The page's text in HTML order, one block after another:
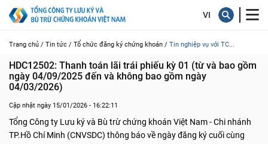
Trang chủ / Tin tức / Tổ chức đăng ký chứng khoán / Tin nghiệp vụ với TC...
HDC12502: Thanh toán lãi trái phiếu kỳ 01 (từ và bao gồm
ngày 04/09/2025 đến và không bao gồm ngày
04/03/2026)
Cập nhật ngày 15/01/2026 - 16:22:11
Tổng Công ty Lưu ký và Bù trừ chứng khoán Việt Nam - Chi nhánh
TP.Hồ Chí Minh (CNVSDC) thông báo về ngày đăng ký cuối cùng